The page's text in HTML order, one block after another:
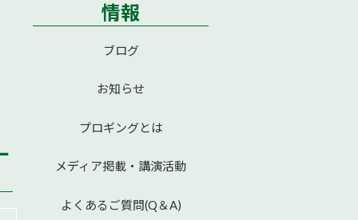
情報
ブログ
お知らせ
プロギングとは
メディア掲載・講演活動
よくあるご質問(Q＆A)